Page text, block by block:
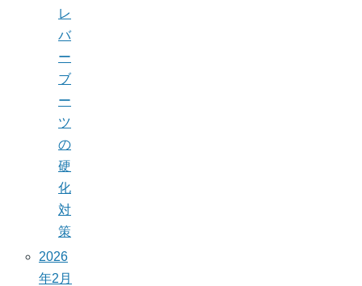
レ
バ
ー
ブ
ー
ツ
の
硬
化
対
策
2026
年2月